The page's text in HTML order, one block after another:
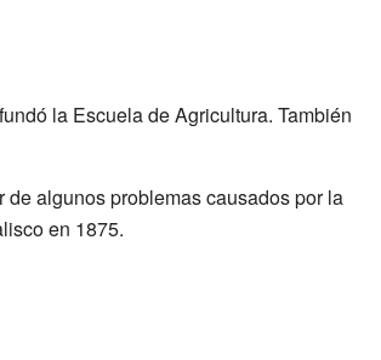
la Escuela de Agricultura. También
algunos problemas causados por la
en 1875.